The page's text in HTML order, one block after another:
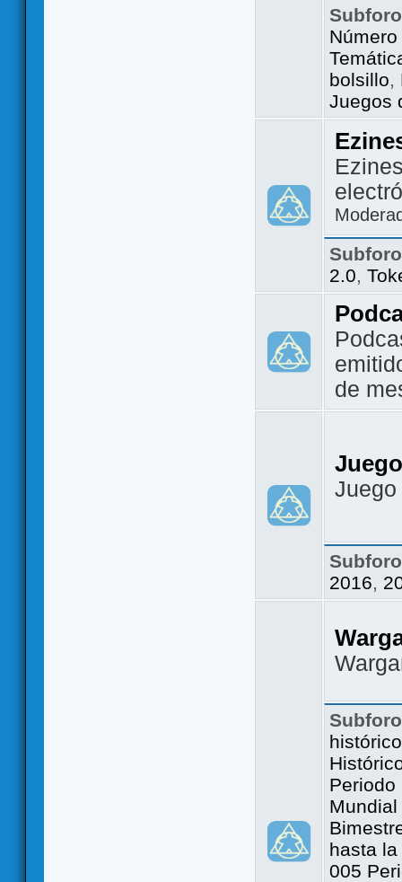
bolsillo,
Juegos
2.0,
de
2016,
Periodo
hasta
005